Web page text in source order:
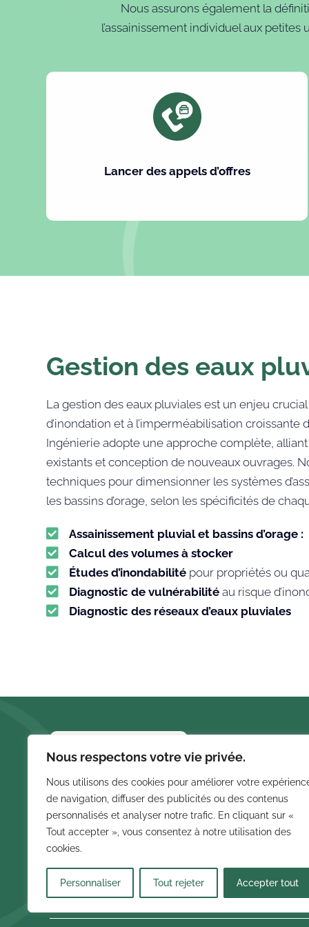
Nous respectons votre vie privée.
Nous utilisons des cookies pour améliorer votre
de navigation, diffuser des publicités ou des contenus
personnalisés et analyser notre trafic. En cliquant sur «
Tout accepter », vous consentez à notre utilisation des
cookies.
Personnaliser Tout rejeter Accepter tout
Nous assurons également la
l’assainissement individuel aux
Lancer des appels d’offres
Gestion des eaux
La gestion des eaux pluviales est un enjeu
d’inondation et à l’imperméabilisation croissante
Ingénierie adopte une approche complète,
existants et conception de nouveaux ouvrages.
techniques pour dimensionner les systèmes
les bassins d’orage, selon les spécificités de
 Assainissement pluvial et bassins d’orage :
 Calcul des volumes à stocker
 Études d’inondabilitépour propriétés ou
 Diagnostic de vulnérabilitéau risque
 Diagnostic des réseaux d’eaux pluviales
Recherches fréquentes :
Bureau
Nos
Contact